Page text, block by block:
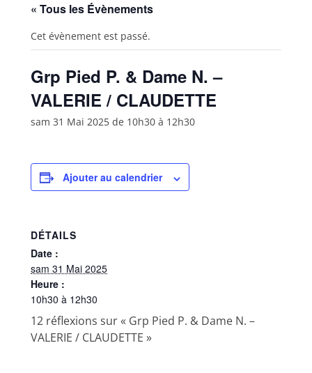
« Tous les Évènements
Cet évènement est passé.
Grp Pied P. & Dame N. –
VALERIE / CLAUDETTE
sam 31 Mai 2025 de 10h30 à 12h30
Ajouter au calendrier
DÉTAILS
Date :
sam 31 Mai 2025
Heure :
10h30 à 12h30
12 réflexions sur « Grp Pied P. & Dame N. –
VALERIE / CLAUDETTE »